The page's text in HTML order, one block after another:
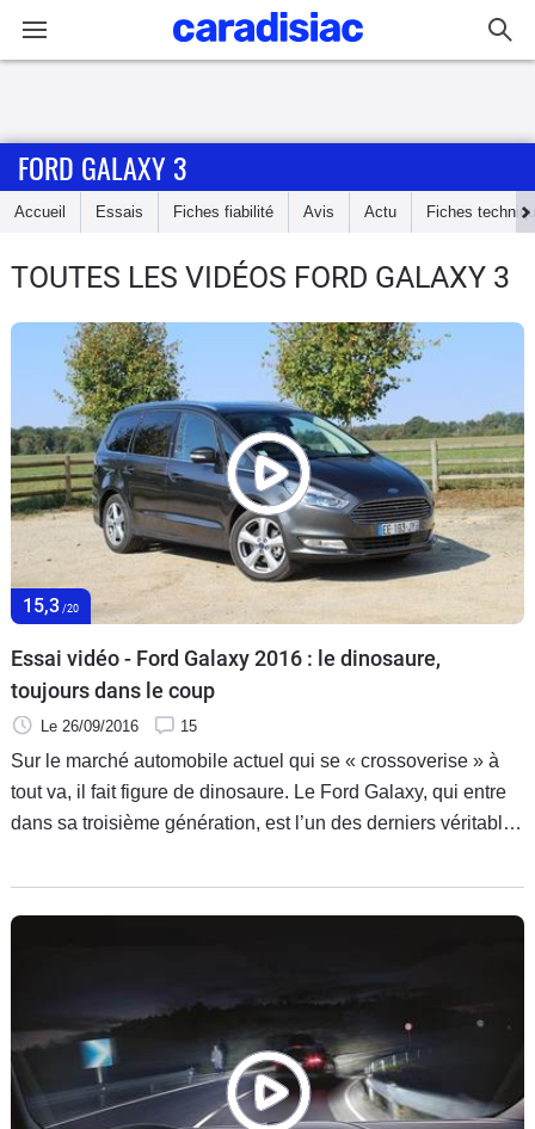
Accueil
Essais
Guide
d'achat
Electriques
Utilitaires
Flottes
Auto
Services
Forum
Moto
Marques
FORD GALAXY 3
Accueil Essais Fiches fiabilité Avis Actu Fiches
TOUTES LES VIDÉOS FORD GALAXY 3
15,3 /20
Essai vidéo - Ford Galaxy 2016 : le dinosaure,
toujours dans le coup
Le 26/09/2016 15
Sur le marché automobile actuel qui se « crossoverise » à
tout va, il fait figure de dinosaure. Le Ford Galaxy, qui entre
dans sa troisième génération, est l’un des derniers véritables